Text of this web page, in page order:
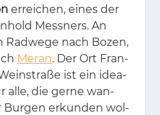
er­rei­chen, ei­nes der
Mess­ners. An
nach Bo­zen,
Meran. Der Ort Fran­
ist ein idea­
alle, die ger­ne wan­
Bur­gen er­kun­den wol­